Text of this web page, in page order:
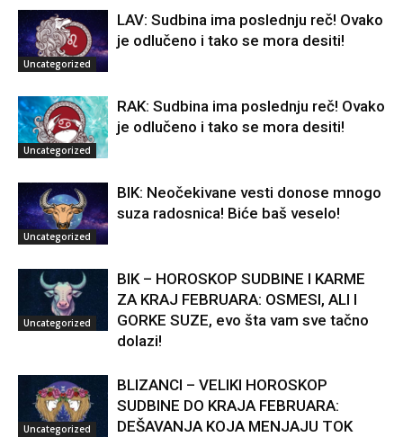
Uncategorized
LAV: Sudbina ima poslednju reč! Ovako
je odlučeno i tako se mora desiti!
Uncategorized
RAK: Sudbina ima poslednju reč! Ovako
je odlučeno i tako se mora desiti!
Uncategorized
BIK: Neočekivane vesti donose mnogo
suza radosnica! Biće baš veselo!
Uncategorized
BIK – HOROSKOP SUDBINE I KARME
ZA KRAJ FEBRUARA: OSMESI, ALI I
GORKE SUZE, evo šta vam sve tačno
dolazi!
Uncategorized
BLIZANCI – VELIKI HOROSKOP
SUDBINE DO KRAJA FEBRUARA:
DEŠAVANJA KOJA MENJAJU TOK